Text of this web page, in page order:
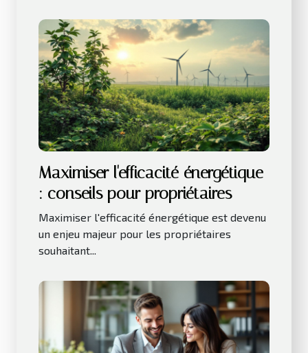
Maximiser l'efficacité énergétique
: conseils pour propriétaires
Maximiser l'efficacité énergétique est devenu
un enjeu majeur pour les propriétaires
souhaitant...